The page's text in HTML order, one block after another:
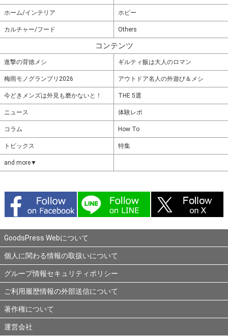
ホーム/インテリア ホビー
カルチャー/フード Others
コンテンツ
進撃の背徳メシ ギルティ飯は大人のロマン
梅雨モノグランプリ2026 アウトドア名人の外遊び＆メシ
今どきメンズは外見も磨かないと！ THE 5選
ニュース 体験レポ
コラム How To
トピックス 特集
and more▼
GoodsPress Webについて
個人に関わる情報の取扱いについて
グループ情報セキュリティポリシー
ご利用履歴情報の外部送信について
著作権について
運営会社